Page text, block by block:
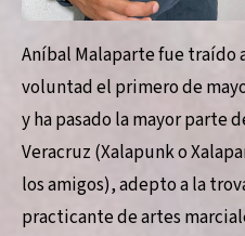
Aníbal Malaparte fue traído
voluntad el primero de
y ha pasado la mayor parte
Veracruz (Xalapunk o
los amigos), adepto a la
practicante de artes